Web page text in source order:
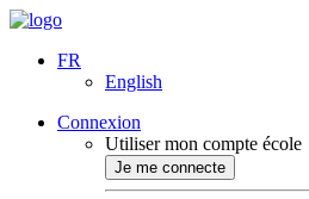
FR
English
Connexion
Utiliser mon compte école
Je me connecte